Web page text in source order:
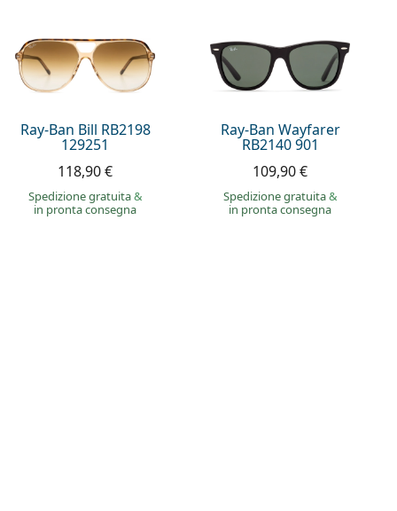
Ray-Ban Bill RB2198
129251
118,90 €
Spedizione gratuita&
in pronta consegna
Ray-Ban Wayfarer
RB2140 901
109,90 €
Spedizione gratuita&
in pronta consegna